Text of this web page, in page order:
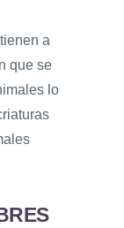
a
que se
lo